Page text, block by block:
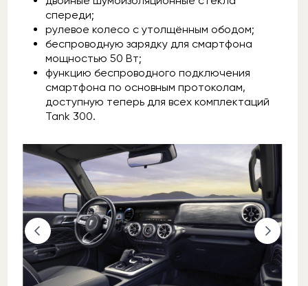
спереди;
рулевое колесо с утолщённым ободом;
беспроводную зарядку для смартфона
мощностью 50 Вт;
функцию беспроводного подключения
смартфона по основным протоколам,
доступную теперь для всех комплектаций
Tank 300.